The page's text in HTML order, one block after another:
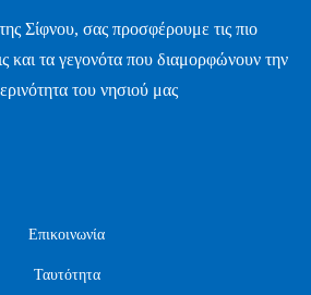
Σίφνου, σας προσφέρουμε τις πιο
και τα γεγονότα που διαμορφώνουν την
του νησιού μας
Επικοινωνία
Ταυτότητα